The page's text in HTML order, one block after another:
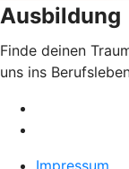
Ausbildung
Finde deinen
uns ins